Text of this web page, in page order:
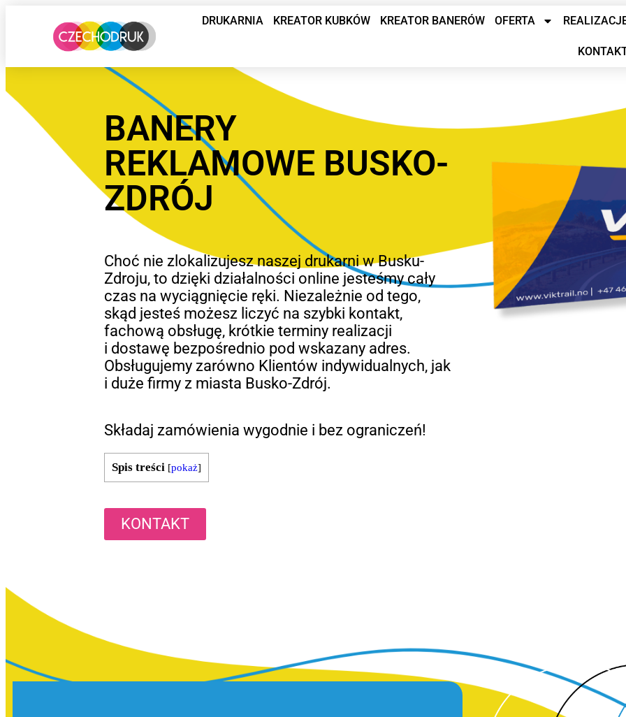
DRUKARNIA KREATOR KUBKÓW KREATOR BANERÓW OFERTA
BANERY
REKLAMOWE BUSKO-
ZDRÓJ
Choć nie zlokalizujesz naszej drukarni w Busku-
Zdroju, to dzięki działalności online jesteśmy cały
czas na wyciągnięcie ręki. Niezależnie od tego,
skąd jesteś możesz liczyć na szybki kontakt,
fachową obsługę, krótkie terminy realizacji
i dostawę bezpośrednio pod wskazany adres.
Obsługujemy zarówno Klientów indywidualnych, jak
i duże firmy z miasta Busko-Zdrój.
Składaj zamówienia wygodnie i bez ograniczeń!
Spis treści [pokaż]
KONTAKT